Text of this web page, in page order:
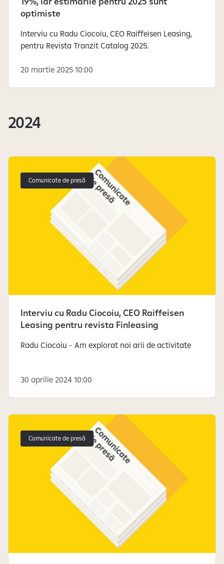
optimiste
Interviu cu Radu Ciocoiu, CEO Raiffeisen Leasing,
pentru Revista Tranzit Catalog 2025.
20 martie 2025 10:00
2024
Comunicate de presă
Interviu cu Radu Ciocoiu, CEO Raiffeisen
Leasing pentru revista Finleasing
Radu Ciocoiu - Am explorat noi arii de activitate
30 aprilie 2024 10:00
Comunicate de presă